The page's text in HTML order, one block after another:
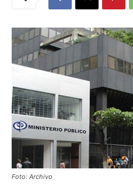
Foto: Archivo